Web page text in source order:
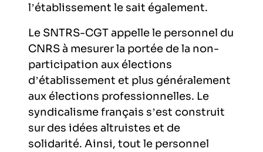
l’établissement le sait également.
Le SNTRS-CGT appelle le personnel du
CNRS à mesurer la portée de la non-
participation aux élections
d’établissement et plus généralement
aux élections professionnelles. Le
syndicalisme français s’est construit
sur des idées altruistes et de
solidarité. Ainsi, tout le personnel